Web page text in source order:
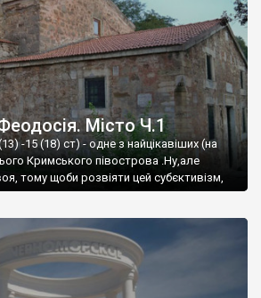
Місто Ч.1
-15 (18) ст) - одне з найцікавіших (на
Кримського півострова .Ну,але
тому щоби розвіяти цей субєктивізм,
це